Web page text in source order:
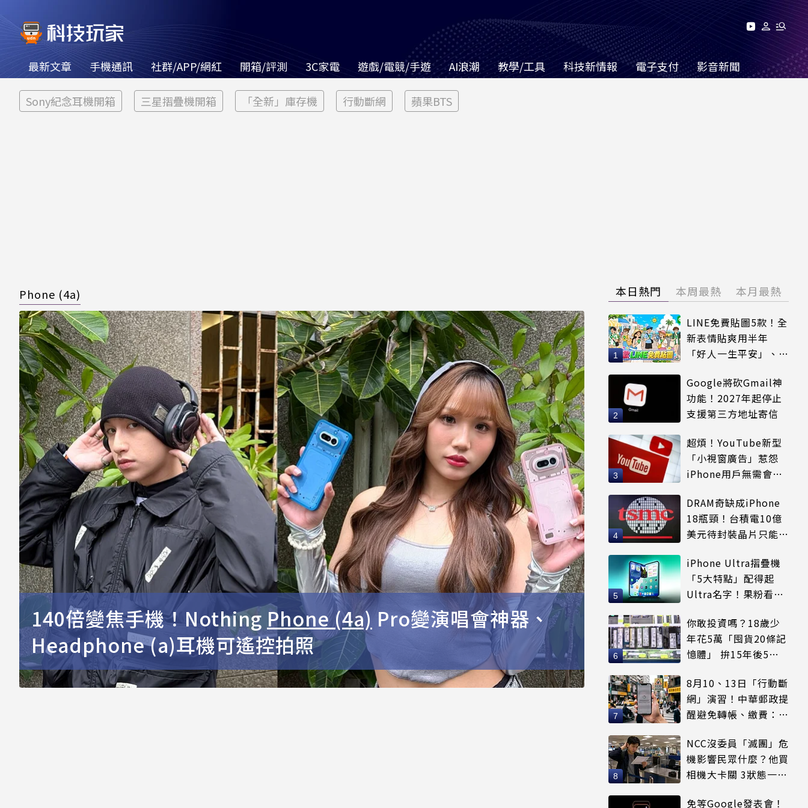
最新文章 手機通訊 社群/APP/網紅 開箱/評測 3C家電 遊戲/電競/手遊 AI浪潮 教學/工具 科技新情報 電子支付 影音新聞
Sony紀念耳機開箱 三星摺疊機開箱 「全新」庫存機 行動斷網 蘋果BTS
Phone (4a)
140倍變焦手機！Nothing Phone (4a)Pro變演唱會神器、
Headphone (a)耳機可遙控拍照
本日熱門 本周最熱 本月最熱
LINE免費貼圖5款！全
新表情貼爽用半年
「好人一生平安」、
Google將砍Gmail神
功能！2027年起停止
支援第三方地址寄信
超煩！YouTube新型
「小視窗廣告」惹怨
iPhone用戶無需會員
DRAM奇缺成iPhone
18瓶頸！台積電10億
美元待封裝晶片只能枯
iPhone Ultra摺疊機
「5大特點」配得起
Ultra名字！果粉看完
你敢投資嗎？18歲少
年花5萬「囤貨20條記
憶體」 拚15年後5倍
8月10、13日「行動斷
網」演習！中華郵政提
醒避免轉帳、繳費：務
NCC沒委員「滅團」危
機影響民眾什麼？他買
相機大卡關 3狀態一同
免等Google發表會！